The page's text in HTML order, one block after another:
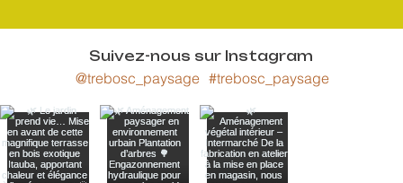
Suivez-nous sur Instagram
#trebosc_paysage
@trebosc_paysage